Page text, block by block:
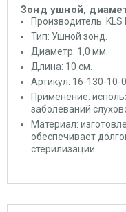
Зонд ушной,
Производитель:
Тип: Ушной зонд.
Диаметр: 1,0 мм.
Длина: 10 см.
Артикул: 16-130-10-
Применение:
заболеваний
Материал:
обеспечивает
стерилизации